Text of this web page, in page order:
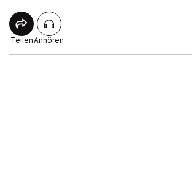
TeilenAnhören